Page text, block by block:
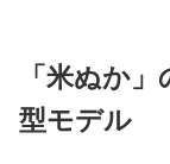
「米ぬか
型モデル